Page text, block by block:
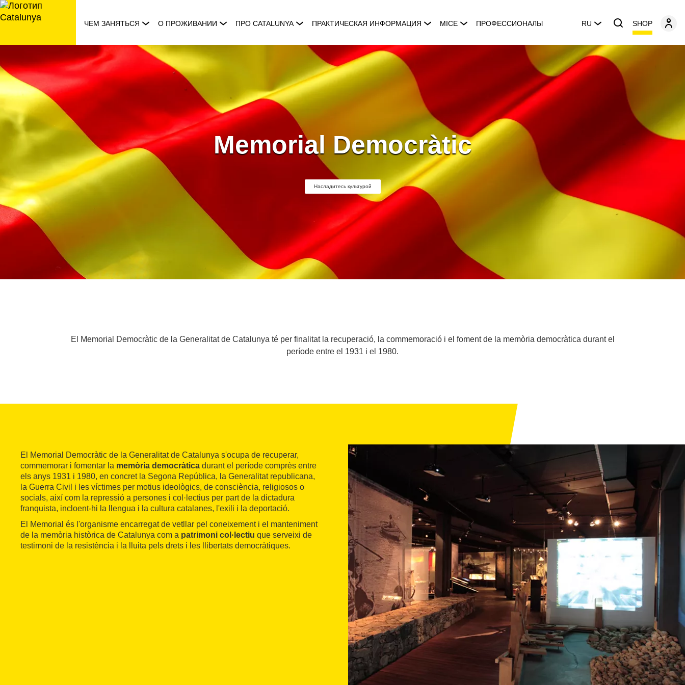
перейти
к
ЧЕМ ЗАНЯТЬСЯ О ПРОЖИВАНИИ ПРО CATALUNYA ПРАКТИЧЕСКАЯ ИНФОРМАЦИЯ MICE ПРОФЕССИОНАЛЫ RU SHOP
Memorial Democràtic
Насладитесь культурой
El Memorial Democràtic de la Generalitat de Catalunya té per finalitat la recuperació, la commemoració i el foment de la memòria democràtica durant el
període entre el 1931 i el 1980.
El Memorial Democràtic de la Generalitat de Catalunya s'ocupa de recuperar,
commemorar i fomentar la memòria democràtica durant el període comprès entre
els anys 1931 i 1980, en concret la Segona República, la Generalitat republicana,
la Guerra Civil i les víctimes per motius ideològics, de consciència, religiosos o
socials, així com la repressió a persones i col·lectius per part de la dictadura
franquista, incloent-hi la llengua i la cultura catalanes, l'exili i la deportació.
El Memorial és l'organisme encarregat de vetllar pel coneixement i el manteniment
de la memòria històrica de Catalunya com a patrimoni col·lectiu que serveixi de
testimoni de la resistència i la lluita pels drets i les llibertats democràtiques.